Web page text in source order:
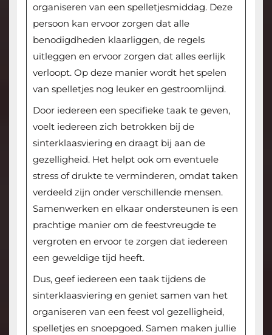
organiseren van een spelletjesmiddag. Deze
persoon kan ervoor zorgen dat alle
benodigdheden klaarliggen, de regels
uitleggen en ervoor zorgen dat alles eerlijk
verloopt. Op deze manier wordt het spelen
van spelletjes nog leuker en gestroomlijnd.
Door iedereen een specifieke taak te geven,
voelt iedereen zich betrokken bij de
sinterklaasviering en draagt bij aan de
gezelligheid. Het helpt ook om eventuele
stress of drukte te verminderen, omdat taken
verdeeld zijn onder verschillende mensen.
Samenwerken en elkaar ondersteunen is een
prachtige manier om de feestvreugde te
vergroten en ervoor te zorgen dat iedereen
een geweldige tijd heeft.
Dus, geef iedereen een taak tijdens de
sinterklaasviering en geniet samen van het
organiseren van een feest vol gezelligheid,
spelletjes en snoepgoed. Samen maken jullie